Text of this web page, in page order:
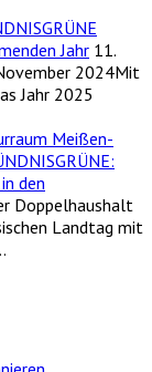
Jahr 11.
2024Mit
Jahr 2025
Meißen-
den
Doppelhaushalt
Landtag mit